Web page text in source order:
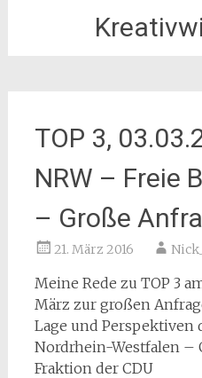
TOP 3,
NRW – Freie
– Große
21. März 2016
Meine Rede zu TOP 3
März zur großen
Lage und Perspektiven
Nordrhein-Westfalen –
Fraktion der CDU